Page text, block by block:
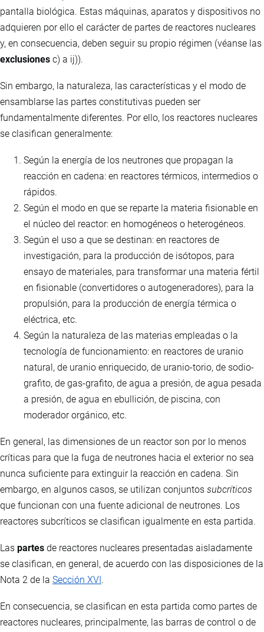
pantalla biológica. Estas máquinas, aparatos y dispositivos no
adquieren por ello el carácter de partes de reactores nucleares
y, en consecuencia, deben seguir su propio régimen (véanse las
exclusiones c) a ij)).
Sin embargo, la naturaleza, las características y el modo de
ensamblarse las partes constitutivas pueden ser
fundamentalmente diferentes. Por ello, los reactores nucleares
se clasifican generalmente:
Según la energía de los neutrones que propagan la
reacción en cadena: en reactores térmicos, intermedios o
rápidos.
Según el modo en que se reparte la materia fisionable en
el núcleo del reactor: en homogéneos o heterogéneos.
Según el uso a que se destinan: en reactores de
investigación, para la producción de isótopos, para
ensayo de materiales, para transformar una materia fértil
en fisionable (convertidores o autogeneradores), para la
propulsión, para la producción de energía térmica o
eléctrica, etc.
Según la naturaleza de las materias empleadas o la
tecnología de funcionamiento: en reactores de uranio
natural, de uranio enriquecido, de uranio-torio, de sodio-
grafito, de gas-grafito, de agua a presión, de agua pesada
a presión, de agua en ebullición, de piscina, con
moderador orgánico, etc.
En general, las dimensiones de un reactor son por lo menos
críticas para que la fuga de neutrones hacia el exterior no sea
nunca suficiente para extinguir la reacción en cadena. Sin
embargo, en algunos casos, se utilizan conjuntos subcríticos
que funcionan con una fuente adicional de neutrones. Los
reactores subcríticos se clasifican igualmente en esta partida.
Las partes de reactores nucleares presentadas aisladamente
se clasifican, en general, de acuerdo con las disposiciones de la
Nota 2 de la Sección XVI .
En consecuencia, se clasifican en esta partida como partes de
reactores nucleares, principalmente, las barras de control o de